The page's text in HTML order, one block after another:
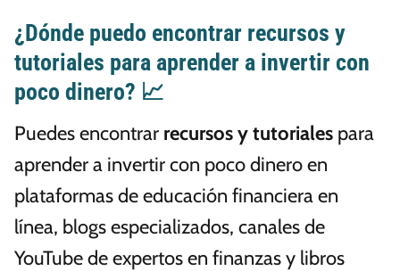
¿Dónde puedo encontrar recursos y
tutoriales para aprender a invertir con
poco dinero? 📈
Puedes encontrar recursos y tutoriales para
aprender a invertir con poco dinero en
plataformas de educación financiera en
línea, blogs especializados, canales de
YouTube de expertos en finanzas y libros